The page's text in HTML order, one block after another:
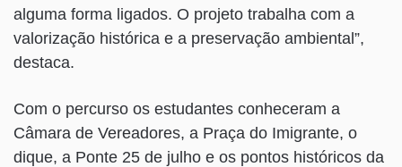
alguma forma ligados. O projeto trabalha com a
valorização histórica e a preservação ambiental”,
destaca.
Com o percurso os estudantes conheceram a
Câmara de Vereadores, a Praça do Imigrante, o
dique, a Ponte 25 de julho e os pontos históricos da